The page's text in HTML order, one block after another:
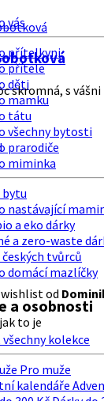
vás
přítelkyni
přítele
děti
mamku
tátu
všechny bytosti
prarodiče
miminka
bytu
nastávající
a eko dárky
a zero-waste
českých tvůrců
domácí mazlíčky
a osobnosti
kolekce
Pro muže
skromná, s
wishlist od
to je